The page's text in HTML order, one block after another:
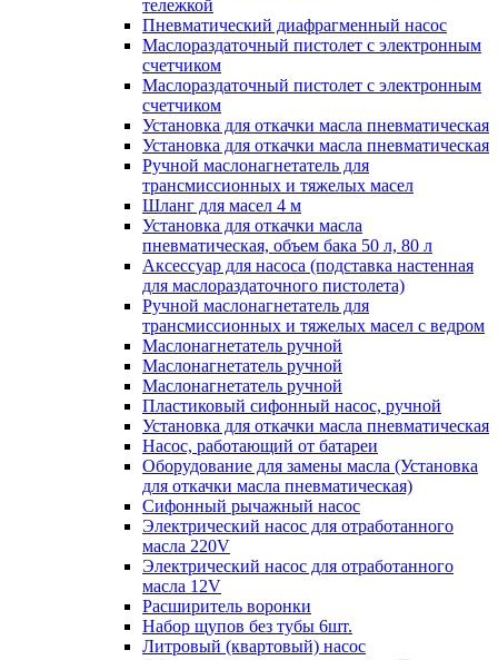
тележкой
Пневматический диафрагменный насос
Маслораздаточный пистолет с электронным
счетчиком
Маслораздаточный пистолет с электронным
счетчиком
Установка для откачки масла пневматическая
Установка для откачки масла пневматическая
Ручной маслонагнетатель для
трансмиссионных и тяжелых масел
Шланг для масел 4 м
Установка для откачки масла
пневматическая, объем бака 50 л, 80 л
Аксессуар для насоса (подставка настенная
для маслораздаточного пистолета)
Ручной маслонагнетатель для
трансмиссионных и тяжелых масел с ведром
Маслонагнетатель ручной
Маслонагнетатель ручной
Маслонагнетатель ручной
Пластиковый сифонный насос, ручной
Установка для откачки масла пневматическая
Насос, работающий от батареи
Оборудование для замены масла (Установка
для откачки масла пневматическая)
Сифонный рычажный насос
Электрический насос для отработанного
масла 220V
Электрический насос для отработанного
масла 12V
Расширитель воронки
Набор щупов без тубы 6шт.
Литровый (квартовый) насос